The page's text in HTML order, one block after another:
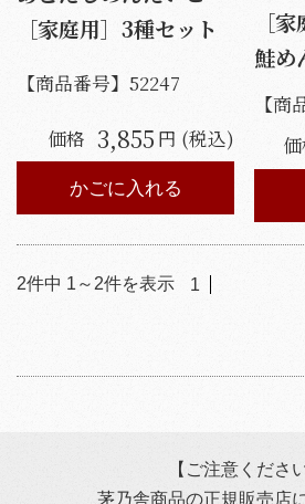
［家庭用］3種セット
【商品番号】 52247
価格 3,855 円 (税込)
かごに入れる
［
鮭め
【商
2件中 1 ～ 2件を表示 1
【ご注意くださ
茅乃舎商品の正規販売店